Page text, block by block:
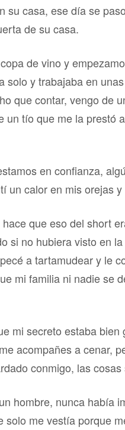
casa, ese día se
de su casa.
de vino y
y trabajaba en
que contar, vengo de
tío que me la prestó
en confianza,
un calor en mis orejas
que eso del short
si no hubiera visto en
a tartamudear y le
mi familia ni nadie se
mi secreto estaba
acompañes a cenar,
conmigo, las
hombre, nunca había
me vestía porque